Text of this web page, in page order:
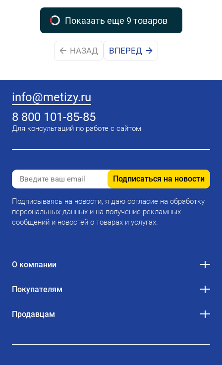
Показать еще 9 товаров
НАЗАД ВПЕРЕД
info@metizy.ru
8 800 101-85-85
Для консультаций по работе с сайтом
Подписаться на новости
Подписываясь на новости, я даю согласие на обработку
персональных данных и на получение рекламных
сообщений и новостей о товарах и услугах.
О компании
Покупателям
Продавцам